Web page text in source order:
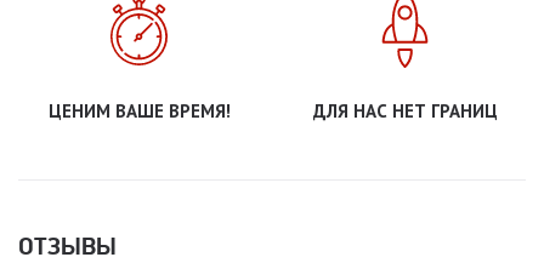
ЦЕНИМ ВАШЕ ВРЕМЯ! ДЛЯ НАС НЕТ ГРАНИЦ
ОТЗЫВЫ